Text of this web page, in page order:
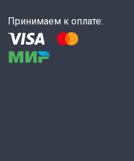
Принимаем к оплате: